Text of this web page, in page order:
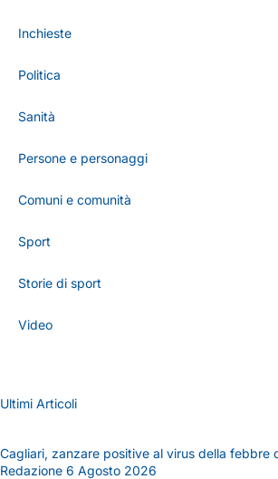
Inchieste
Politica
Sanità
Persone e personaggi
Comuni e comunità
Sport
Storie di sport
Video
Ultimi Articoli
Cagliari, zanzare positive al virus della febbre
Redazione 6 Agosto 2026